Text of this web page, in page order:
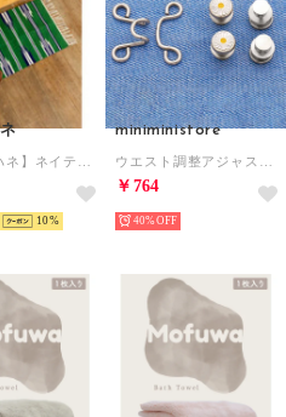
10
miniministore
￥764
40%